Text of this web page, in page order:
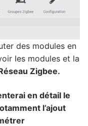
des modules en
les modules et la
Zigbee.
en détail le
l’ajout